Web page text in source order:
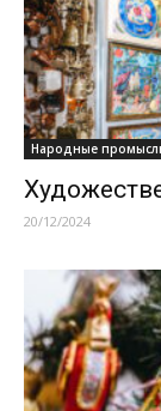
Народные
20/12/2024